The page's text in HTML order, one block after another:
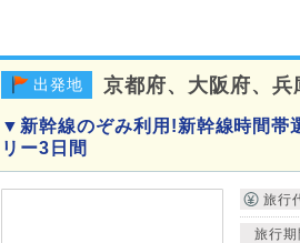
出発地 京都府、大阪府、兵
▼新幹線のぞみ利用!新幹線時間帯
リー3日間
旅行
旅行期